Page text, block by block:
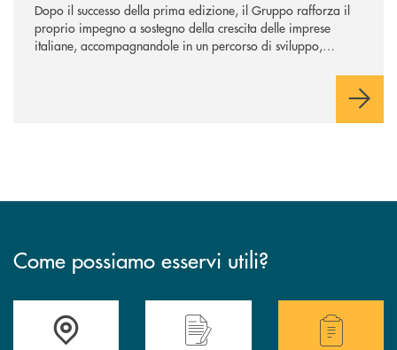
Dopo il successo della prima edizione, il Gruppo rafforza il
proprio impegno a sostegno della crescita delle imprese
italiane, accompagnandole in un percorso di sviluppo,
Come possiamo esservi utili?
Accedi all' elenco completo delle filiali . Hai bisogno di